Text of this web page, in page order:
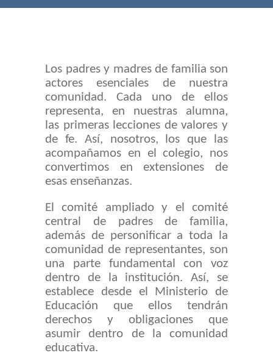
-- Consejo Estudiantil
-- Exalumnas
-- Comité Central de Padres de Familia
-- Transporte estudiantil
-- Infraestructura y Espacios
-- Universidades Internacionales
-- Universidades Nacionales
SISTEMA NOTAS
TRABAJA CON NOSOTROS
INFORMACIÓN ÚTIL
DECE
Los padres y madres de familia son
actores esenciales de nuestra
comunidad. Cada uno de ellos
representa, en nuestras alumna,
las primeras lecciones de valores y
de fe. Así, nosotros, los que las
acompañamos en el colegio, nos
convertimos en extensiones de
esas enseñanzas.
El comité ampliado y el comité
central de padres de familia,
además de personificar a toda la
comunidad de representantes, son
una parte fundamental con voz
dentro de la institución. Así, se
establece desde el Ministerio de
Educación que ellos tendrán
derechos y obligaciones que
asumir dentro de la comunidad
educativa.